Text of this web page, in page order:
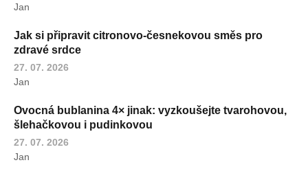
Jan
Jak si připravit citronovo-česnekovou směs pro
zdravé srdce
27. 07. 2026
Jan
Ovocná bublanina 4× jinak: vyzkoušejte tvarohovou,
šlehačkovou i pudinkovou
27. 07. 2026
Jan